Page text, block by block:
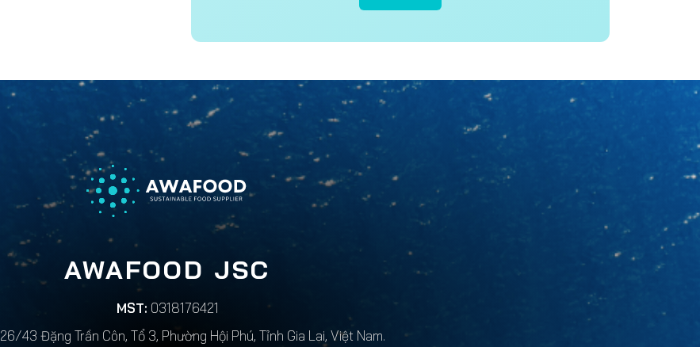
AWAFOOD JSC
MST: 0318176421
26/43 Đặng Trần Côn, Tổ 3, Phường Hội Phú, Tỉnh Gia Lai, Việt Nam.